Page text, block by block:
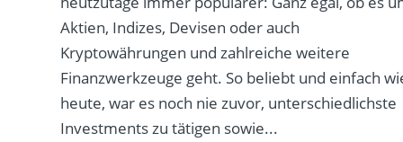
Aktien, Indizes, Devisen oder auch
Kryptowährungen und zahlreiche weitere
Finanzwerkzeuge geht. So beliebt und einfach
heute, war es noch nie zuvor, unterschiedlichste
Investments zu tätigen sowie...